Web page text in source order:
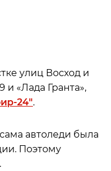
улиц Восход и
и «Лада Гранта»,
24″.
автоледи была
Поэтому